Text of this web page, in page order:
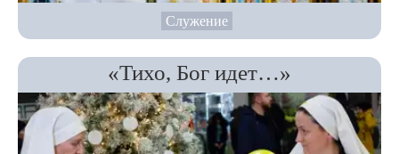
Служение
«Тихо, Бог идет…»